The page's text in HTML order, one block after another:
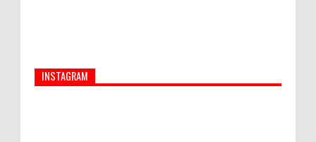
INSTAGRAM